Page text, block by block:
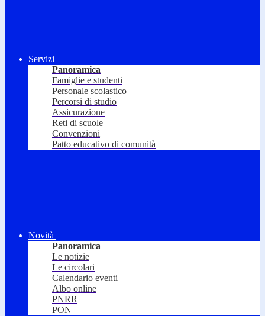
Servizi
Panoramica
Famiglie e studenti
Personale scolastico
Percorsi di studio
Assicurazione
Reti di scuole
Convenzioni
Patto educativo di comunità
Novità
Panoramica
Le notizie
Le circolari
Calendario eventi
Albo online
PNRR
PON